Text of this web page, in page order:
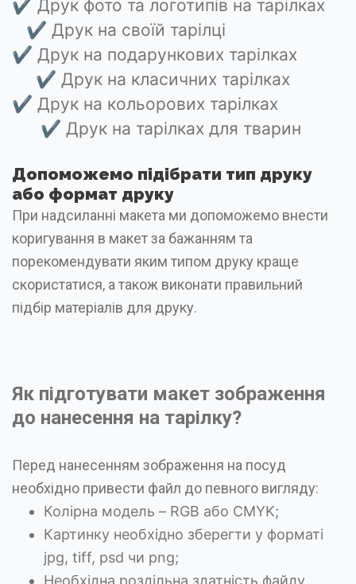
✔ Друк фото та логотипів на тарілках
✔ Друк на своїй тарілці
✔ Друк на подарункових тарілках
✔ Друк на класичних тарілках
✔ Друк на кольорових тарілках
✔ Друк на тарілках для тварин
Допоможемо підібрати тип друку
або формат друку
При надсиланні макета ми допоможемо внести
коригування в макет за бажанням та
порекомендувати яким типом друку краще
скористатися, а також виконати правильний
підбір матеріалів для друку.
Як підготувати макет зображення
до нанесення на тарілку?
Перед нанесенням зображення на посуд
необхідно привести файл до певного вигляду:
Колірна модель – RGB або CMYK;
Картинку необхідно зберегти у форматі
jpg, tiff, psd чи png;
Необхідна роздільна здатність файлу